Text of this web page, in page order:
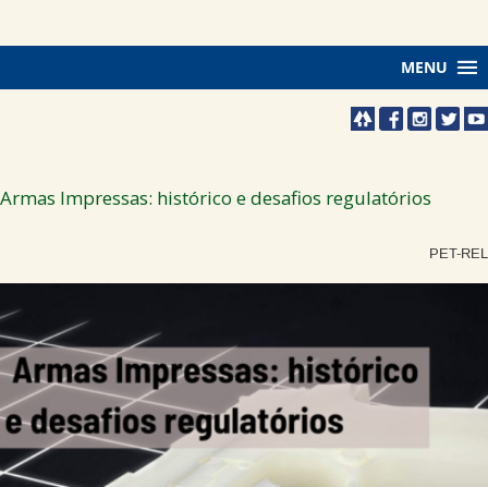
MENU
Armas Impressas: histórico e desafios regulatórios
PET-REL